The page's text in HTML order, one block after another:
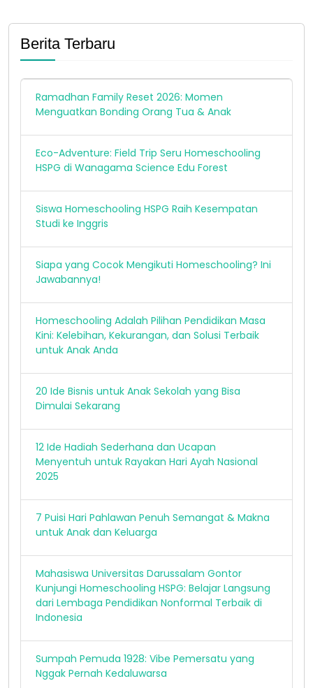
Kurikulum dan Perbukuan melakukan
identifikasi ke HSPG, 19-21 April 2021.
Berita Terbaru
Ramadhan Family Reset 2026: Momen
Menguatkan Bonding Orang Tua & Anak
Eco-Adventure: Field Trip Seru Homeschooling
HSPG di Wanagama Science Edu Forest
Siswa Homeschooling HSPG Raih Kesempatan
Studi ke Inggris
Siapa yang Cocok Mengikuti Homeschooling? Ini
Jawabannya!
Homeschooling Adalah Pilihan Pendidikan Masa
Kini: Kelebihan, Kekurangan, dan Solusi Terbaik
untuk Anak Anda
20 Ide Bisnis untuk Anak Sekolah yang Bisa
Dimulai Sekarang
12 Ide Hadiah Sederhana dan Ucapan
Menyentuh untuk Rayakan Hari Ayah Nasional
2025
7 Puisi Hari Pahlawan Penuh Semangat & Makna
untuk Anak dan Keluarga
Mahasiswa Universitas Darussalam Gontor
Kunjungi Homeschooling HSPG: Belajar Langsung
dari Lembaga Pendidikan Nonformal Terbaik di
Indonesia
Sumpah Pemuda 1928: Vibe Pemersatu yang
Nggak Pernah Kedaluwarsa